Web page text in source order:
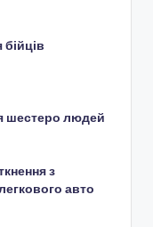
шестеро людей
з
авто